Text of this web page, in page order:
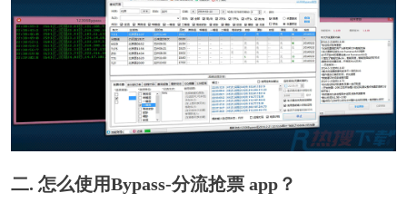
二. 怎么使用Bypass-分流抢票 app？